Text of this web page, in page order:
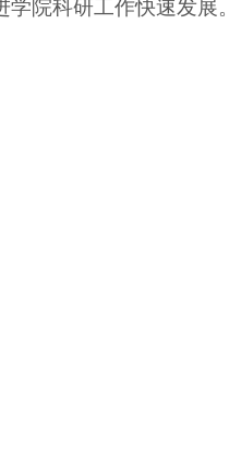
院科研工作快速发展。